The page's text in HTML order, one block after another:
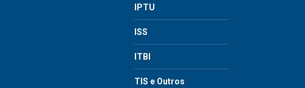
IPTU
ISS
ITBI
TIS e Outros